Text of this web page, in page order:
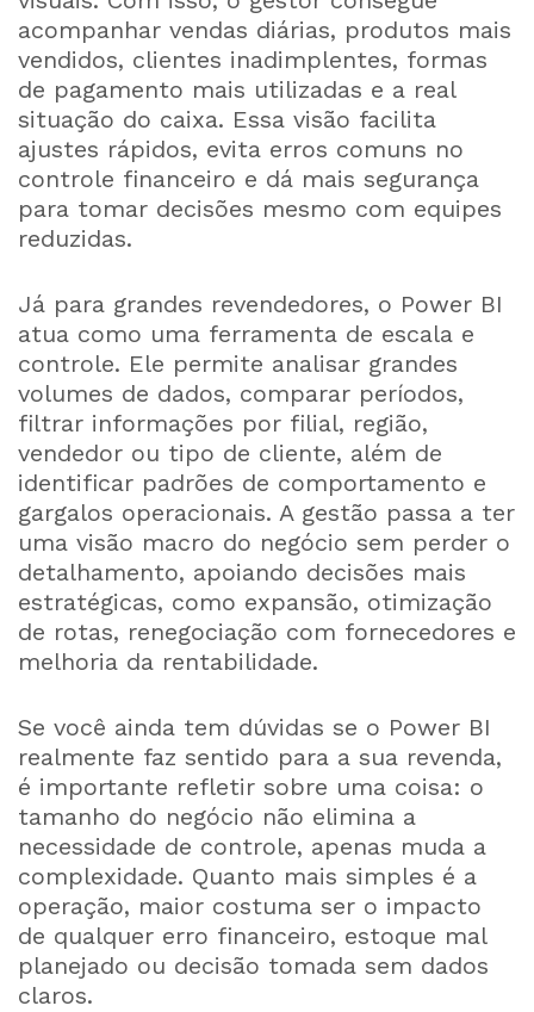
acompanhar vendas diárias, produtos mais
vendidos, clientes inadimplentes, formas
de pagamento mais utilizadas e a real
situação do caixa. Essa visão facilita
ajustes rápidos, evita erros comuns no
controle financeiro e dá mais segurança
para tomar decisões mesmo com equipes
reduzidas.
Já para grandes revendedores, o Power BI
atua como uma ferramenta de escala e
controle. Ele permite analisar grandes
volumes de dados, comparar períodos,
filtrar informações por filial, região,
vendedor ou tipo de cliente, além de
identificar padrões de comportamento e
gargalos operacionais. A gestão passa a ter
uma visão macro do negócio sem perder o
detalhamento, apoiando decisões mais
estratégicas, como expansão, otimização
de rotas, renegociação com fornecedores e
melhoria da rentabilidade.
Se você ainda tem dúvidas se o Power BI
realmente faz sentido para a sua revenda,
é importante refletir sobre uma coisa: o
tamanho do negócio não elimina a
necessidade de controle, apenas muda a
complexidade. Quanto mais simples é a
operação, maior costuma ser o impacto
de qualquer erro financeiro, estoque mal
planejado ou decisão tomada sem dados
claros.